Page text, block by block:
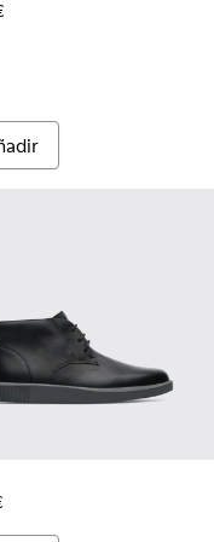
azul para hombre
gris oscuro
- Grey